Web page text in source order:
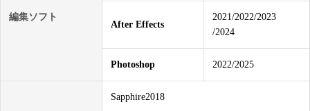
編集ソフト
After Effects
2021/2022/2023
/2024
Photoshop 2022/2025
Sapphire2018